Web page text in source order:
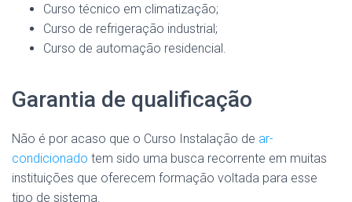
Curso técnico em climatização;
Curso de refrigeração industrial;
Curso de automação residencial.
Garantia de qualificação
Não é por acaso que o Curso Instalação de ar-
condicionado tem sido uma busca recorrente em muitas
instituições que oferecem formação voltada para esse
tipo de sistema.